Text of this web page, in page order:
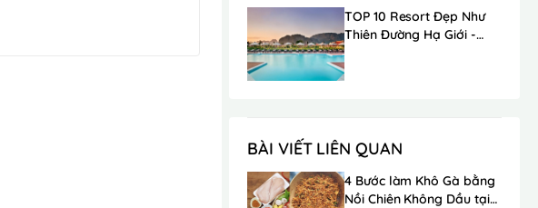
TOP 10 Resort Đẹp Như
Thiên Đường Hạ Giới -
BÀI VIẾT LIÊN QUAN
4 Bước làm Khô Gà bằng
Nồi Chiên Không Dầu tại